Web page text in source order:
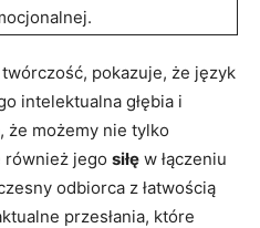
pokazuje, że język
intelektualna głębia i
że możemy ​nie tylko
również jego siłę w łączeniu
⁢odbiorca z łatwością
⁤przesłania,‌ które